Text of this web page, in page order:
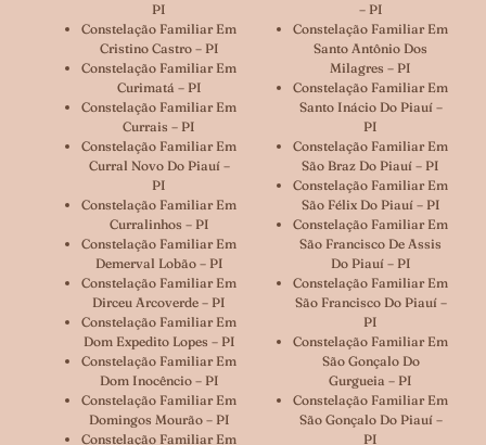
PI
Constelação Familiar Em
Cristino Castro – PI
Constelação Familiar Em
Curimatá – PI
Constelação Familiar Em
Currais – PI
Constelação Familiar Em
Curral Novo Do Piauí –
PI
Constelação Familiar Em
Curralinhos – PI
Constelação Familiar Em
Demerval Lobão – PI
Constelação Familiar Em
Dirceu Arcoverde – PI
Constelação Familiar Em
Dom Expedito Lopes – PI
Constelação Familiar Em
Dom Inocêncio – PI
Constelação Familiar Em
Domingos Mourão – PI
Constelação Familiar Em
– PI
Constelação Familiar Em
Santo Antônio Dos
Milagres – PI
Constelação Familiar Em
Santo Inácio Do Piauí –
PI
Constelação Familiar Em
São Braz Do Piauí – PI
Constelação Familiar Em
São Félix Do Piauí – PI
Constelação Familiar Em
São Francisco De Assis
Do Piauí – PI
Constelação Familiar Em
São Francisco Do Piauí –
PI
Constelação Familiar Em
São Gonçalo Do
Gurgueia – PI
Constelação Familiar Em
São Gonçalo Do Piauí –
PI